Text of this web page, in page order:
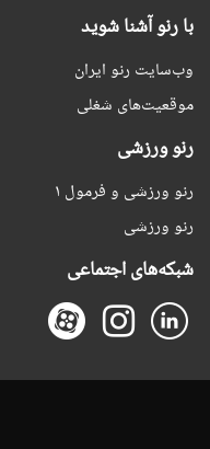
با رنو آشنا شوید
وب‌سایت رنو ایران
موقعیت‌های شغلی
رنو ورزشی
رنو ورزشی و فرمول ۱
رنو ورزشی
شبکه‌های اجتماعی